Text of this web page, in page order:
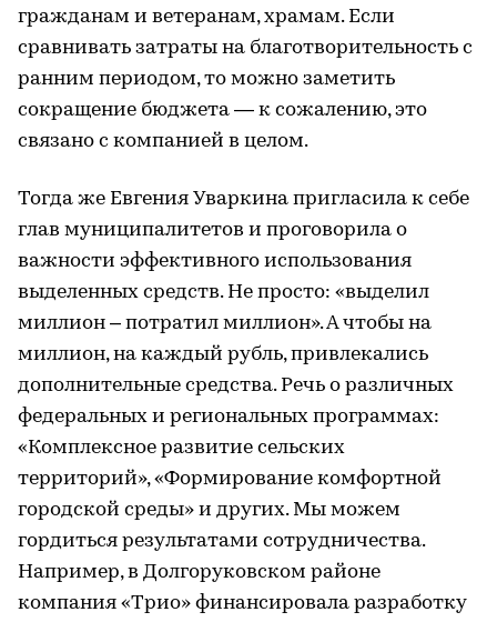
гражданам и ветеранам, храмам. Если
сравнивать затраты на благотворительность с
ранним периодом, то можно заметить
сокращение бюджета — к сожалению, это
связано с компанией в целом.
Тогда же Евгения Уваркина пригласила к себе
глав муниципалитетов и проговорила о
важности эффективного использования
выделенных средств. Не просто: «выделил
миллион – потратил миллион». А чтобы на
миллион, на каждый рубль, привлекались
дополнительные средства. Речь о различных
федеральных и региональных программах:
«Комплексное развитие сельских
территорий», «Формирование комфортной
городской среды» и других. Мы можем
гордиться результатами сотрудничества.
Например, в Долгоруковском районе
компания «Трио» финансировала разработку